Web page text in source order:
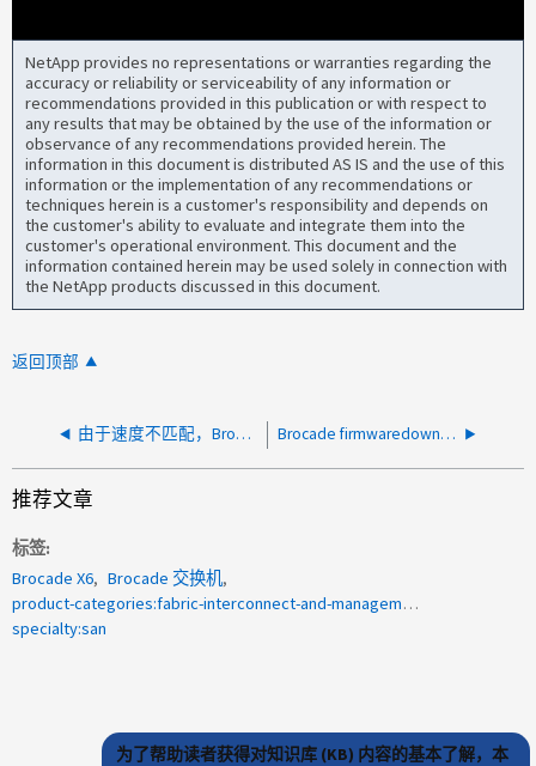
NetApp provides no representations or warranties regarding the
accuracy or reliability or serviceability of any information or
recommendations provided in this publication or with respect to
any results that may be obtained by the use of the information or
observance of any recommendations provided herein. The
information in this document is distributed AS IS and the use of this
information or the implementation of any recommendations or
techniques herein is a customer's responsibility and depends on
the customer's ability to evaluate and integrate them into the
customer's operational environment. This document and the
information contained herein may be used solely in connection with
the NetApp products discussed in this document.
返回顶部
由于速度不匹配，Brocade 交换机报告 No_Sync Brocade firmwaredownload失败、因为另一个实例已在进行中
推荐文章
标签
Brocade X6
Brocade 交换机
product-categories:fabric-interconnect-and-management-switches
specialty:san
为了帮助读者获得对知识库 (KB) 内容的基本了解，本